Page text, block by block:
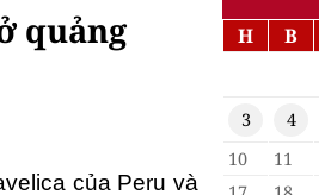
quảng
của Peru và
H
B
3
4
10
11